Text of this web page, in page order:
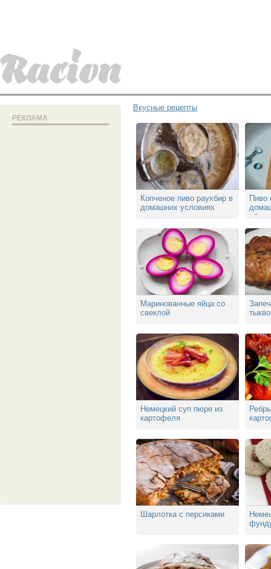
Вкусные рецепты
РЕКЛАМА
Копченое пиво раухбир в
домашних условиях
Пиво
Маринованные яйца со
свеклой
Немецкий суп пюре из
картофеля
Шарлотка с персиками